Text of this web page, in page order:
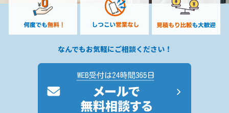
なんでもお気軽にご相談ください！